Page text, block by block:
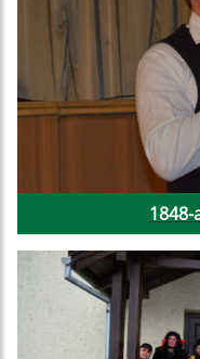
1848-